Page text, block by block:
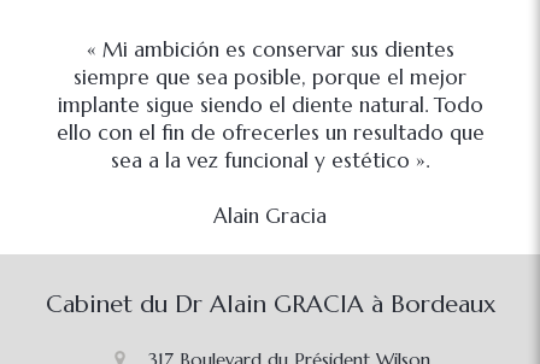
« Mi ambición es conservar sus dientes
siempre que sea posible, porque el mejor
implante sigue siendo el diente natural. Todo
ello con el fin de ofrecerles un resultado que
sea a la vez funcional y estético ».
Alain Gracia
Cabinet du Dr Alain GRACIA à Bordeaux
317 Boulevard du Président Wilson